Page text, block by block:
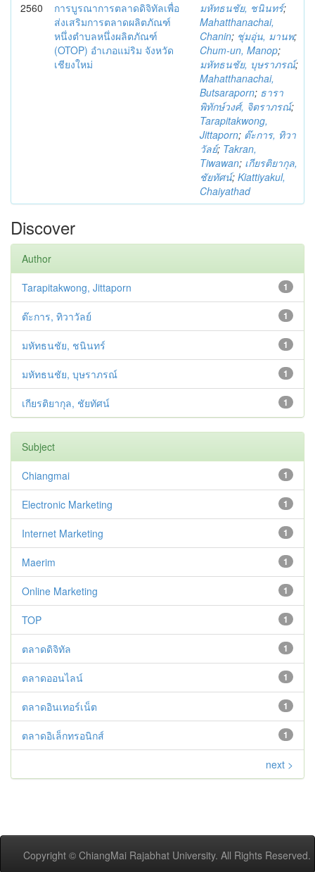
2560
การบูรณาการตลาดดิจิทัลเพื่อ
ส่งเสริมการตลาดผลิตภัณฑ์
หนึ่งตำบลหนึ่งผลิตภัณฑ์
(OTOP) อำเภอแม่ริม จังหวัด
เชียงใหม่
มหัทธนชัย, ชนินทร์;
Mahatthanachai,
Chanin; ชุ่มอุ่น, มานพ;
Chum-un, Manop;
มหัทธนชัย, บุษราภรณ์;
Mahatthanachai,
Butsaraporn; ธารา
พิทักษ์วงศ์, จิตราภรณ์;
Tarapitakwong,
Jittaporn; ต๊ะการ, ทิวา
วัลย์; Takran,
Tiwawan; เกียรติยากุล,
ชัยทัศน์; Kiattiyakul,
Chaiyathad
Discover
Author
1
Tarapitakwong, Jittaporn
1
ต๊ะการ, ทิวาวัลย์
1
มหัทธนชัย, ชนินทร์
1
มหัทธนชัย, บุษราภรณ์
1
เกียรติยากุล, ชัยทัศน์
Subject
1
Chiangmai
1
Electronic Marketing
1
Internet Marketing
1
Maerim
1
Online Marketing
1
TOP
1
ตลาดดิจิทัล
1
ตลาดออนไลน์
1
ตลาดอินเทอร์เน็ต
1
ตลาดอิเล็กทรอนิกส์
next >
Copyright © ChiangMai Rajabhat University. All Rights Reserved.